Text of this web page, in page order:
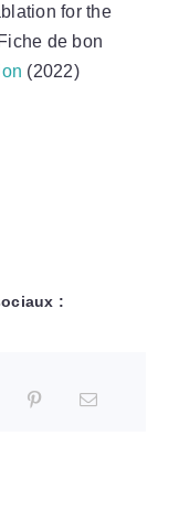
for the
de bon
(2022)
: